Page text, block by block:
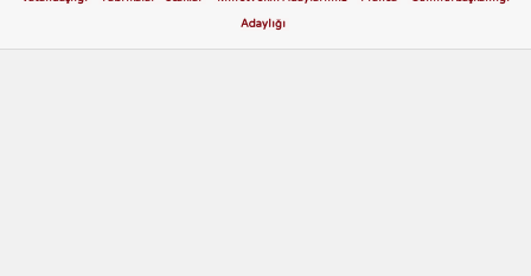
Adaylığı